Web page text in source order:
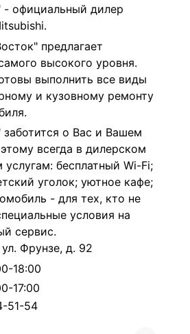
- официальный дилер
предлагает
высокого уровня.
выполнить все виды
и кузовному ремонту
о Вас и Вашем
всегда в дилерском
бесплатный Wi-Fi;
уголок; уютное кафе;
- для тех, кто не
условия на
сервис.
Фрунзе, д. 92
18:00
17:00
51-54